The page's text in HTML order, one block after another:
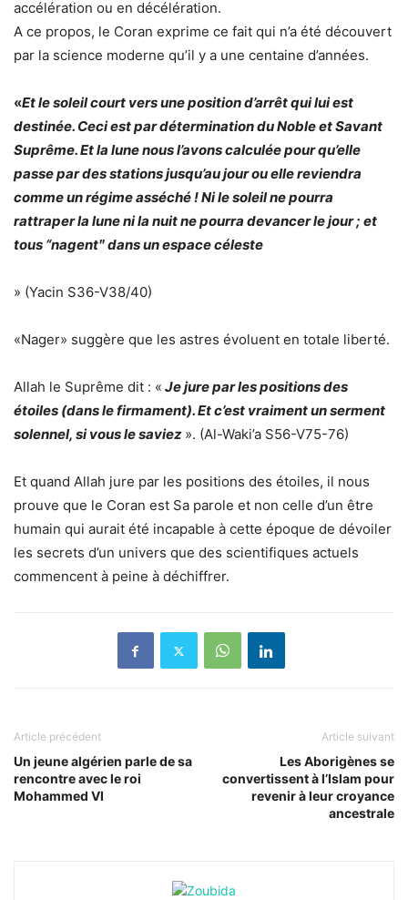
accélération ou en décélération.
A ce propos, le Coran exprime ce fait qui n’a été découvert
par la science moderne qu’il y a une centaine d’années.
«Et le soleil court vers une position d’arrêt qui lui est
destinée. Ceci est par détermination du Noble et Savant
Suprême. Et la lune nous l’avons calculée pour qu’elle
passe par des stations jusqu’au jour ou elle reviendra
comme un régime asséché ! Ni le soleil ne pourra
rattraper la lune ni la nuit ne pourra devancer le jour ; et
tous “nagentʺ dans un espace céleste
» (Yacin S36-V38/40)
«Nager» suggère que les astres évoluent en totale liberté.
Allah le Suprême dit : « Je jure par les positions des
étoiles (dans le firmament). Et c’est vraiment un serment
solennel, si vous le saviez ». (Al-Waki’a S56-V75-76)
Et quand Allah jure par les positions des étoiles, il nous
prouve que le Coran est Sa parole et non celle d’un être
humain qui aurait été incapable à cette époque de dévoiler
les secrets d’un univers que des scientifiques actuels
commencent à peine à déchiffrer.
Article précédent
Un jeune algérien parle de sa
rencontre avec le roi
Mohammed VI
Article suivant
Les Aborigènes se
convertissent à l’Islam pour
revenir à leur croyance
ancestrale